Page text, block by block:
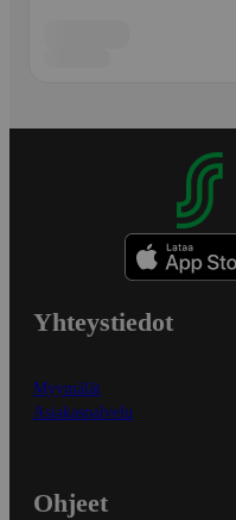
Yhteystiedot
Myymälät
Asiakaspalvelu
Ohjeet